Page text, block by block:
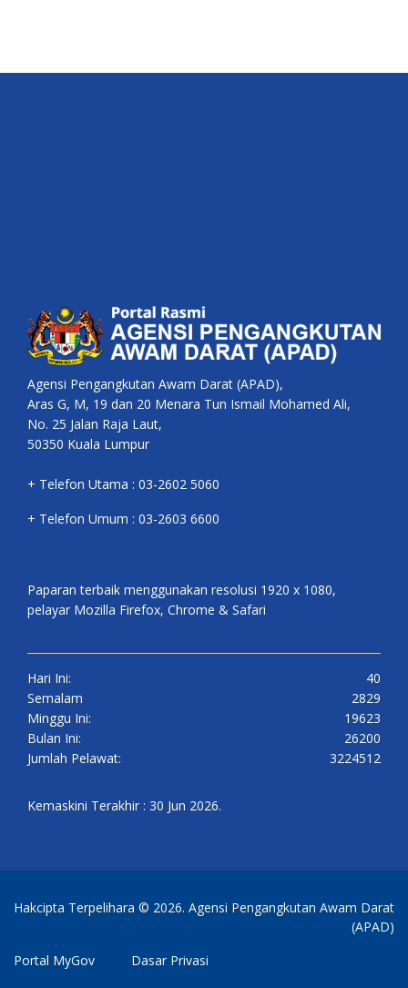
Agensi Pengangkutan Awam Darat (APAD),
Aras G, M, 19 dan 20 Menara Tun Ismail Mohamed Ali,
No. 25 Jalan Raja Laut,
50350 Kuala Lumpur
+ Telefon Utama : 03-2602 5060
+ Telefon Umum : 03-2603 6600
Paparan terbaik menggunakan resolusi 1920 x 1080,
pelayar Mozilla Firefox, Chrome & Safari
Hari Ini:
40
Semalam
2829
Minggu Ini:
19623
Bulan Ini:
26200
Jumlah Pelawat:
3224512
Kemaskini Terakhir : 30 Jun 2026.
Hakcipta Terpelihara © 2026. Agensi Pengangkutan Awam Darat
(APAD)
Portal MyGov
Dasar Privasi